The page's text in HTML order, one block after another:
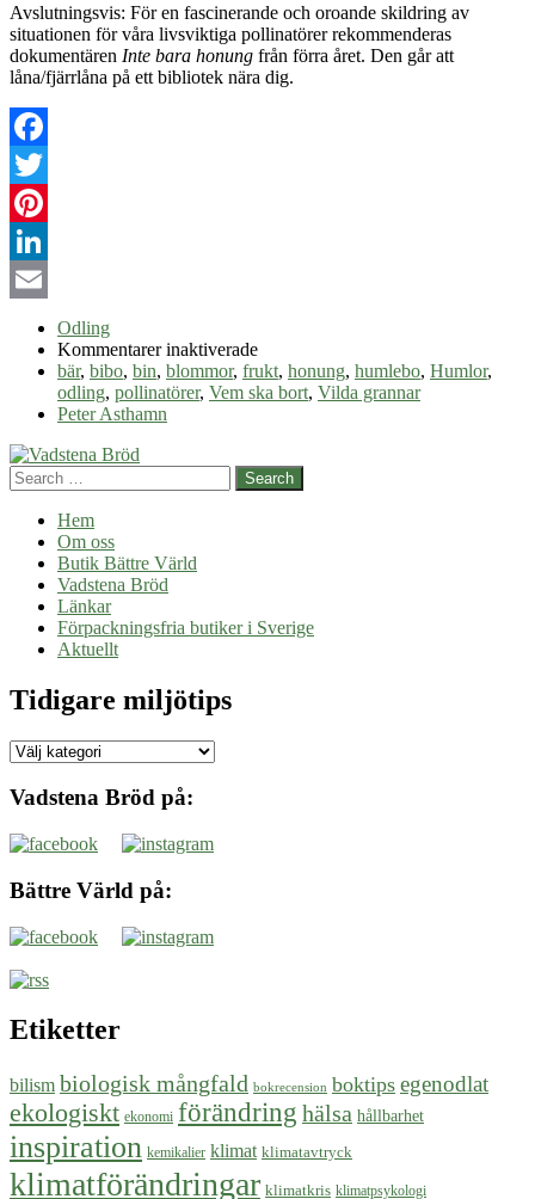
Avslutningsvis: För en fascinerande och oroande skildring av
situationen för våra livsviktiga pollinatörer rekommenderas
dokumentären Inte bara honung från förra året. Den går att
låna/fjärrlåna på ett bibliotek nära dig.
Facebook
Twitter
Pinterest
LinkedIn
Odling
Kommentarer inaktiveradeför
Humlor
och
bär, bibo, bin, blommor, frukt, honung, humlebo, Humlor,
odling, pollinatörer, Vem ska bort, Vilda grannar
Peter Asthamn
Search
Hem
Om oss
Butik Bättre Värld
Vadstena Bröd
Länkar
Förpackningsfria butiker i Sverige
Aktuellt
Tidigare miljötips
Tidigare
Vadstena Bröd på:
Bättre Värld på:
Etiketter
bilism biologisk mångfald bokrecension boktips egenodlat
ekologiskt ekonomi förändring hälsa hållbarhet
inspiration kemikalier klimat klimatavtryck
klimatförändringar klimatkris klimatpsykologi